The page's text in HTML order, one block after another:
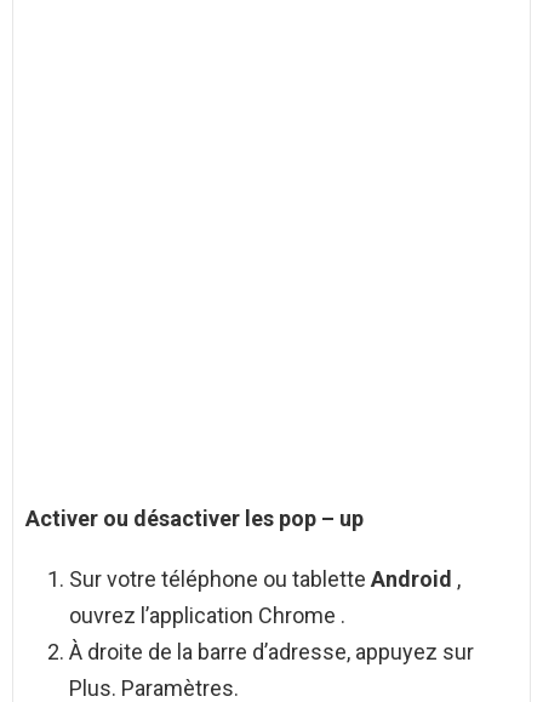
Activer ou désactiver les pop – up
Sur votre téléphone ou tablette Android ,
ouvrez l’application Chrome .
À droite de la barre d’adresse, appuyez sur
Plus. Paramètres.